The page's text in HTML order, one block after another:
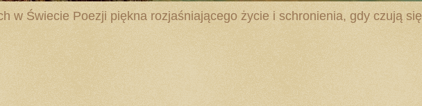
w Świecie Poezji piękna rozjaśniającego życie i schronienia, gdy czują się